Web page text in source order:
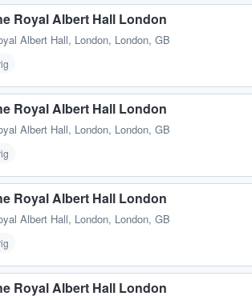
Royal Albert Hall London
Albert Hall, London, London, GB
Royal Albert Hall London
Albert Hall, London, London, GB
Royal Albert Hall London
Albert Hall, London, London, GB
Royal Albert Hall London